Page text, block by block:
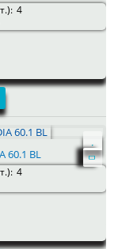
4
60.1 BL
4